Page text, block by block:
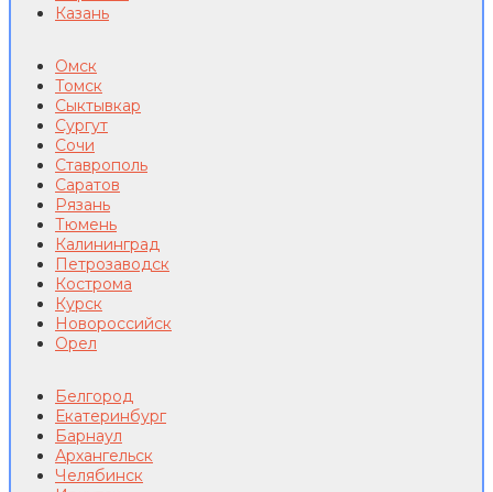
Казань
Омск
Томск
Сыктывкар
Сургут
Сочи
Ставрополь
Саратов
Рязань
Тюмень
Калининград
Петрозаводск
Кострома
Курск
Новороссийск
Орел
Белгород
Екатеринбург
Барнаул
Архангельск
Челябинск